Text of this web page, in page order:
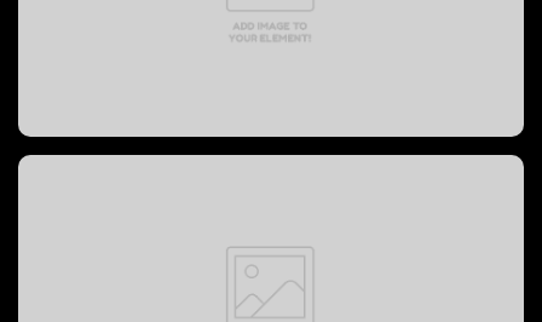
PREVOST BUS, 2008 год